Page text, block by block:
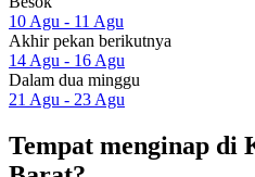
10 Agu - 11 Agu
Akhir pekan berikutnya
14 Agu - 16 Agu
Dalam dua minggu
21 Agu - 23 Agu
Tempat menginap di